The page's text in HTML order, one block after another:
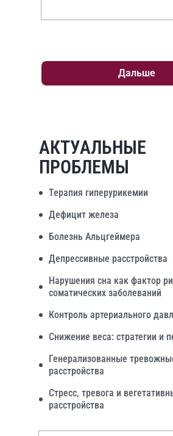
Дальше
АКТУАЛЬНЫЕ
ПРОБЛЕМЫ
Терапия гиперурикемии
Дефицит железа
Болезнь Альцгеймера
Депрессивные расстройства
Нарушения сна как фактор
соматических заболеваний
Контроль артериального
Снижение веса: стратегии и
Генерализованные
расстройства
Стресс, тревога и
расстройства